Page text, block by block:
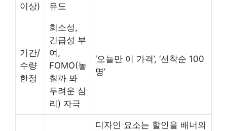
이상)
유도
기간/
수량
한정
희소성,
긴급성 부
여,
FOMO(놓
칠까 봐
두려운 심
리) 자극
‘오늘만 이 가격’, ‘선착순 100
명’
디자인 요소는 할인율 배너의